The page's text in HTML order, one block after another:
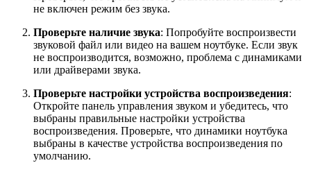
не включен режим без звука.
Проверьте наличие звука: Попробуйте воспроизвести
звуковой файл или видео на вашем ноутбуке. Если звук
не воспроизводится, возможно, проблема с динамиками
или драйверами звука.
Проверьте настройки устройства воспроизведения:
Откройте панель управления звуком и убедитесь, что
выбраны правильные настройки устройства
воспроизведения. Проверьте, что динамики ноутбука
выбраны в качестве устройства воспроизведения по
умолчанию.